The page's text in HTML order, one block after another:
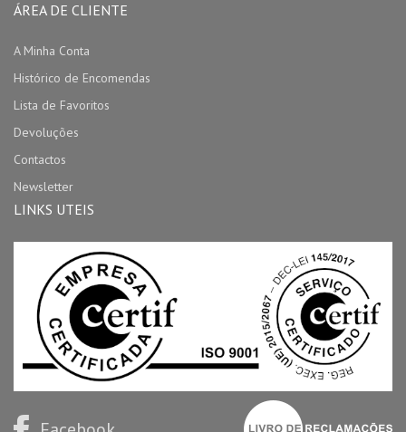
ÁREA DE CLIENTE
A Minha Conta
Histórico de Encomendas
Lista de Favoritos
Devoluções
Contactos
Newsletter
LINKS UTEIS